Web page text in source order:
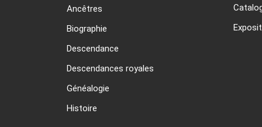
Ancêtres
Biographie
Descendance
Descendances royales
Généalogie
Histoire